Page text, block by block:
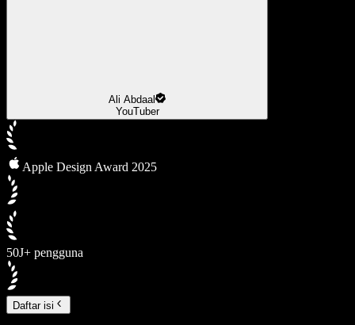
Ali Abdaal
YouTuber
Apple Design Award 2025
50J+ pengguna
Daftar isi